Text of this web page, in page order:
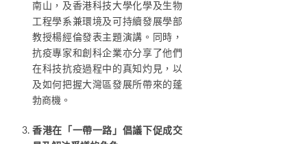
南山，及香港科技大學化學及生物
工程學系兼環境及可持續發展學部
教授楊經倫發表主題演講。同時，
抗疫專家和創科企業亦分享了他們
在科技抗疫過程中的真知灼見，以
及如何把握大灣區發展所帶來的蓬
勃商機。
香港在「一帶一路」倡議下促成交